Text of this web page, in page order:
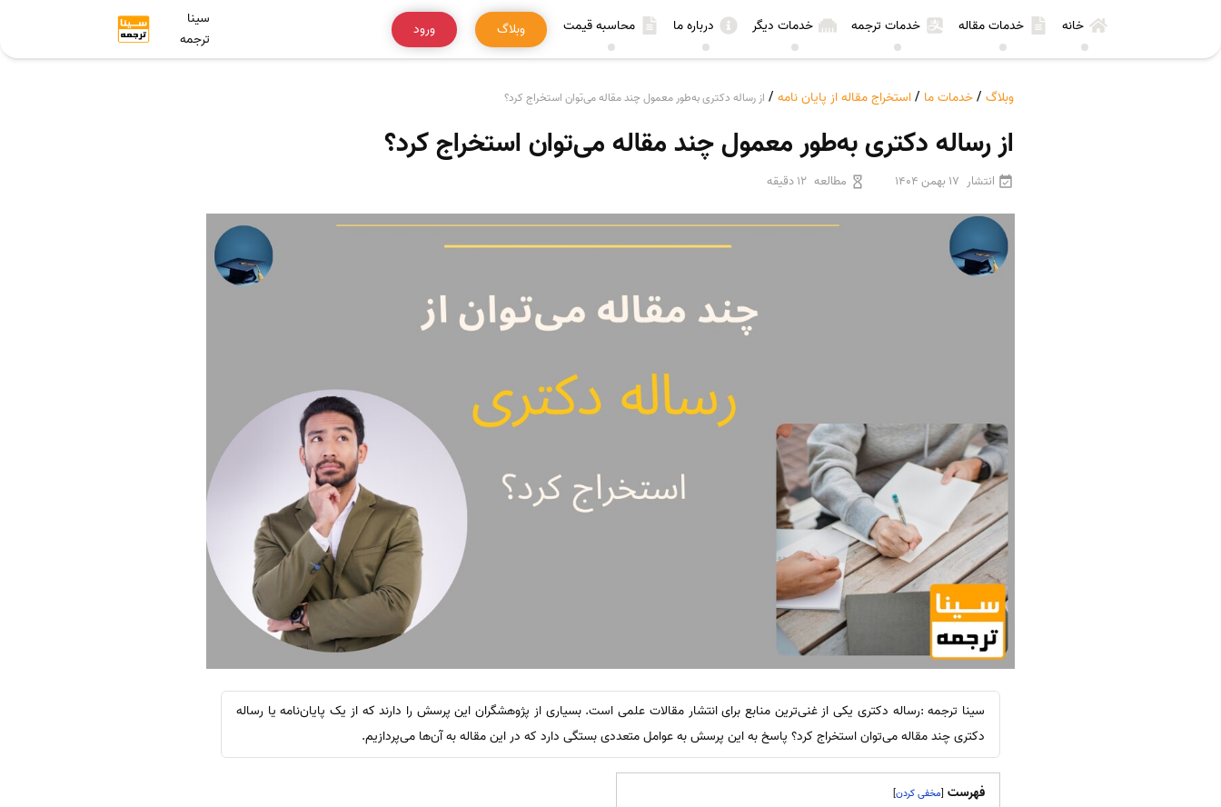
خانه خدمات مقاله خدمات ترجمه خدمات دیگر درباره ما محاسبه قیمت وبلاگ ورود
سینا
ترجمه
وبلاگ /خدمات ما /استخراج مقاله از پایان نامه / از رساله دکتری به‌طور معمول چند مقاله می‌توان استخراج کرد؟
از رساله دکتری به‌طور معمول چند مقاله می‌توان استخراج کرد؟
انتشار 17 بهمن 1404 مطالعه 12 دقیقه
سینا ترجمه :رساله دکتری یکی از غنی‌ترین منابع برای انتشار مقالات علمی است. بسیاری از پژوهشگران این پرسش را دارند که از یک پایان‌نامه یا رساله
دکتری چند مقاله می‌توان استخراج کرد؟ پاسخ به این پرسش به عوامل متعددی بستگی دارد که در این مقاله به آن‌ها می‌پردازیم.
فهرست [
]